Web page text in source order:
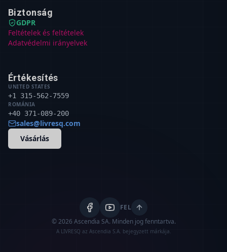
Biztonság
GDPR
Feltételek és feltételek
Adatvédelmi irányelvek
Értékesítés
UNITED STATES
+1 315-562-7559
ROMÁNIA
+40 371-089-200
sales@livresq.com
Vásárlás
FEL
© 2026 Ascendia SA. Minden jog fenntartva.
A LIVRESQ az Ascendia S.A. bejegyzett márkája.